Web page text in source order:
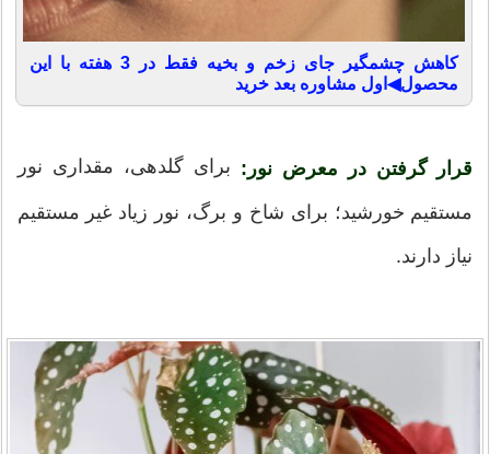
کاهش چشمگیر جای زخم و بخیه فقط در 3 هفته با این
محصول◀اول مشاوره بعد خرید
قرار گرفتن در معرض نور: برای گلدهی، مقداری نور
مستقیم خورشید؛ برای شاخ و برگ، نور زیاد غیر مستقیم
نیاز دارند.